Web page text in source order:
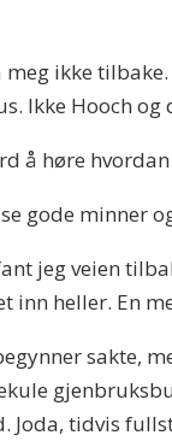
meg ikke
Ikke Hooch
å høre
gode minner
jeg veien
inn heller. En
sakte,
Joda, tidvis